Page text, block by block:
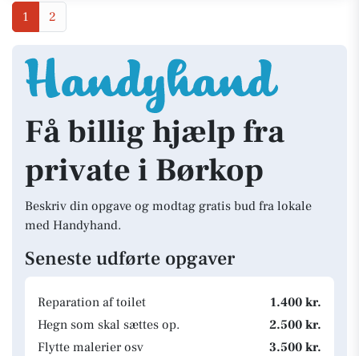
1 2
Få billig hjælp fra
private i Børkop
Beskriv din opgave og modtag gratis bud fra lokale
med Handyhand.
Seneste udførte opgaver
Reparation af toilet
1.400 kr.
Hegn som skal sættes op.
2.500 kr.
Flytte malerier osv
3.500 kr.